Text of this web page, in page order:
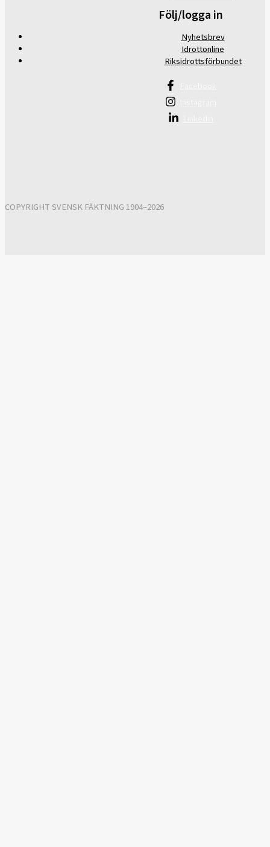
Följ/logga in
Nyhetsbrev
Idrottonline
Riksidrottsförbundet
COPYRIGHT SVENSK FÄKTNING 1904–2026